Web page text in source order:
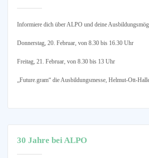
Informiere dich über ALPO und deine
Donnerstag, 20. Februar, von 8.30 bis 16.30 Uhr
Freitag, 21. Februar, von 8.30 bis 13 Uhr
„Future.gram“ die Ausbildungsmesse, Helmut-Ott-
30 Jahre bei ALPO